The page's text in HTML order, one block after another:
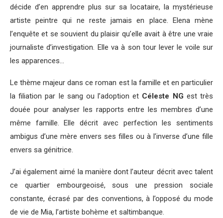
décide d’en apprendre plus sur sa locataire, la mystérieuse
artiste peintre qui ne reste jamais en place. Elena mène
l’enquête et se souvient du plaisir qu’elle avait à être une vraie
journaliste d’investigation. Elle va à son tour lever le voile sur
les apparences…
Le thème majeur dans ce roman est la famille et en particulier
la filiation par le sang ou l’adoption et Céleste NG est très
douée pour analyser les rapports entre les membres d’une
même famille. Elle décrit avec perfection les sentiments
ambigus d’une mère envers ses filles ou à l’inverse d’une fille
envers sa génitrice.
J’ai également aimé la manière dont l’auteur décrit avec talent
ce quartier embourgeoisé, sous une pression sociale
constante, écrasé par des conventions, à l’opposé du mode
de vie de Mia, l’artiste bohème et saltimbanque.